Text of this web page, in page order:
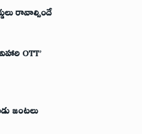
రావాల్సిందే
OTT’
జంటలు